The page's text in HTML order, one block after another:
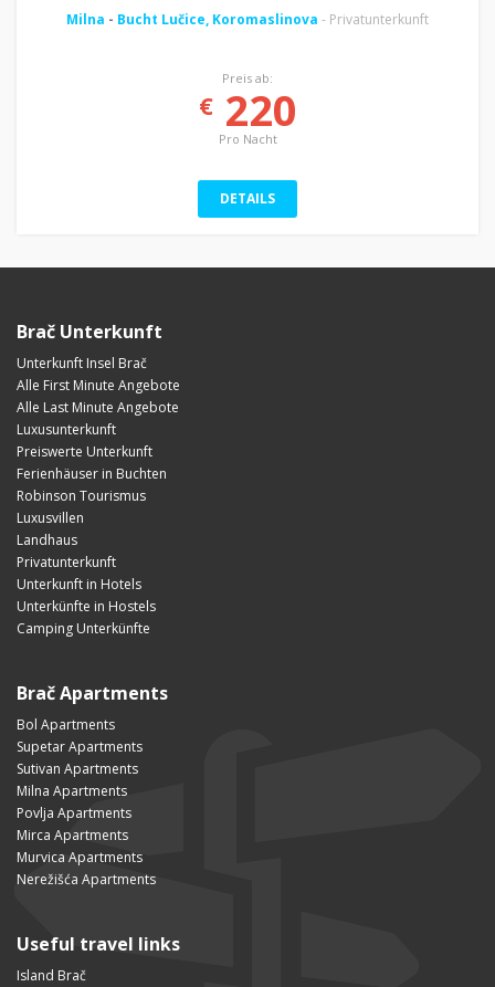
Milna - Bucht Lučice, Koromaslinova - Privatunterkunft
Preis ab:
€220
Pro Nacht
DETAILS
Brač Unterkunft
Unterkunft Insel Brač
Alle First Minute Angebote
Alle Last Minute Angebote
Luxusunterkunft
Preiswerte Unterkunft
Ferienhäuser in Buchten
Robinson Tourismus
Luxusvillen
Landhaus
Privatunterkunft
Unterkunft in Hotels
Unterkünfte in Hostels
Camping Unterkünfte
Brač Apartments
Bol Apartments
Supetar Apartments
Sutivan Apartments
Milna Apartments
Povlja Apartments
Mirca Apartments
Murvica Apartments
Nerežišća Apartments
Useful travel links
Island Brač